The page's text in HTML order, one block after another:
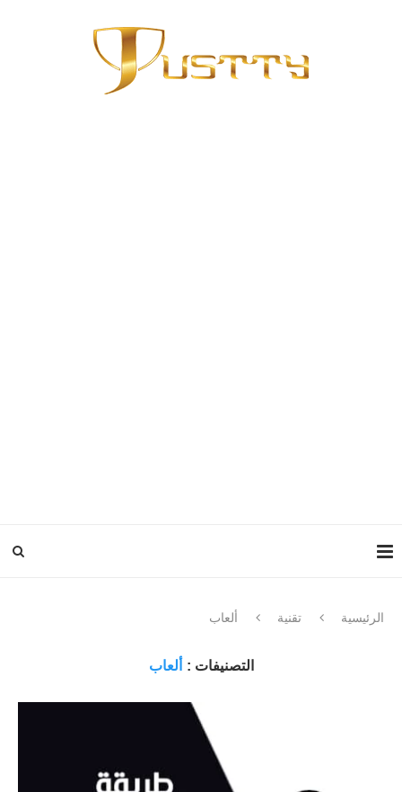
الرئيسية تقنية ألعاب
التصنيفات : ألعاب